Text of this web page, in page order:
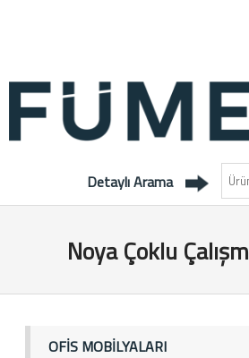
Detaylı Arama
Noya Çoklu
OFİS MOBİLYALARI